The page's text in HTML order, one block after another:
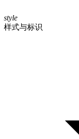
style
样式与标识